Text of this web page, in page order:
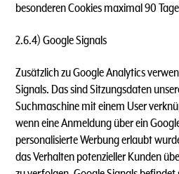
besonderen Cookies maximal 90
2.6.4) Google Signals
Zusätzlich zu Google Analytics
Signals. Das sind Sitzungsdaten
Suchmaschine mit einem User
wenn eine Anmeldung über ein
personalisierte Werbung erlaubt
das Verhalten potenzieller Kunden